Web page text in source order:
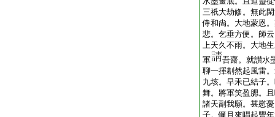
三祇大劫修。無此
侍和尙。大地蒙恩
悲。乞垂方便。師
上天久不雨。大地
軍
吾齋。就讃水
聊一揮剨然起風雷
九垓。早禾已結子
舞。將軍笑盈腮。
諸天副我願。甚慰
子。儞且來唱起豐